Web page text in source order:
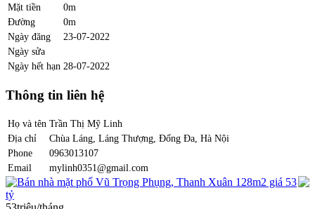
Mặt tiền
0m
Đường
0m
Ngày đăng
23-07-2022
Ngày sửa
Ngày hết hạn 28-07-2022
Thông tin liên hệ
Họ và tên Trần Thị Mỹ Linh
Địa chỉ
Chùa Láng, Láng Thượng, Đống Đa, Hà Nội
Phone
0963013107
Email
mylinh0351@gmail.com
Bán nhà mặt phố Vũ Trọng Phụng, Thanh Xuân 128m2 giá 53
tỷ